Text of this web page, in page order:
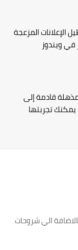
الإعلانات المزعجة
ويندوز
قادمة إلى
11.. يمكنك تجربتها
الي شروحات